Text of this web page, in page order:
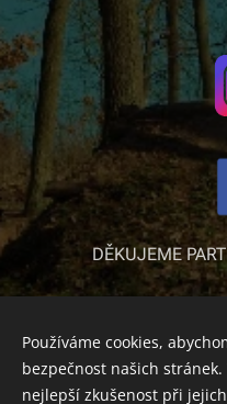
DĚKUJEME
Používáme cookies,
bezpečnost našich
nejlepší zkušenost při